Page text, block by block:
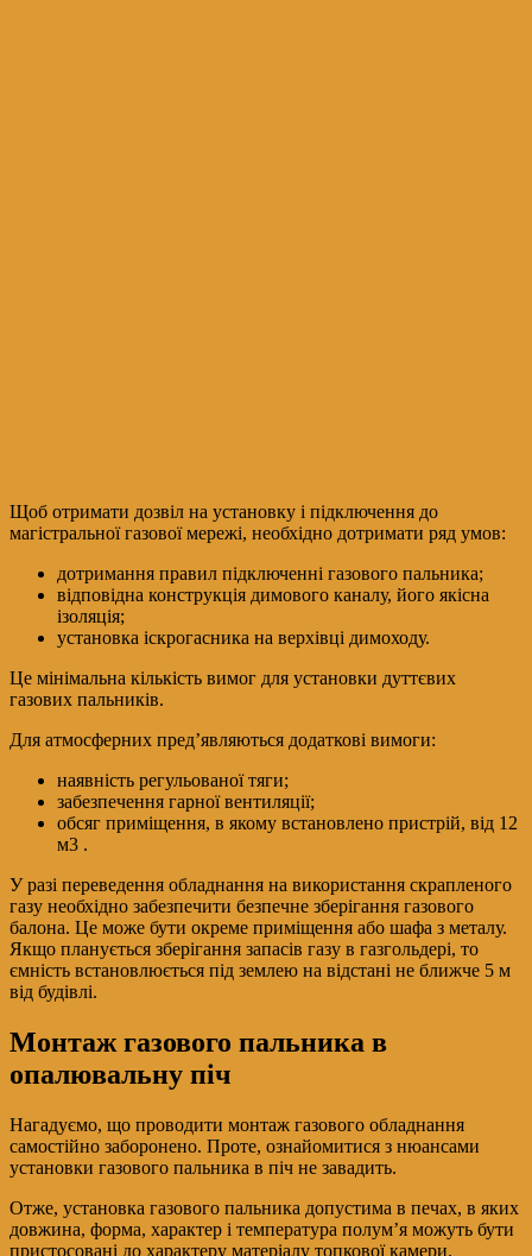
Щоб отримати дозвіл на установку і підключення до
магістральної газової мережі, необхідно дотримати ряд умов:
дотримання правил підключенні газового пальника;
відповідна конструкція димового каналу, його якісна
ізоляція;
установка іскрогасника на верхівці димоходу.
Це мінімальна кількість вимог для установки дуттєвих
газових пальників.
Для атмосферних пред’являються додаткові вимоги:
наявність регульованої тяги;
забезпечення гарної вентиляції;
обсяг приміщення, в якому встановлено пристрій, від 12
м3 .
У разі переведення обладнання на використання скрапленого
газу необхідно забезпечити безпечне зберігання газового
балона. Це може бути окреме приміщення або шафа з металу.
Якщо планується зберігання запасів газу в газгольдері, то
ємність встановлюється під землею на відстані не ближче 5 м
від будівлі.
Монтаж газового пальника в
опалювальну піч
Нагадуємо, що проводити монтаж газового обладнання
самостійно заборонено. Проте, ознайомитися з нюансами
установки газового пальника в піч не завадить.
Отже, установка газового пальника допустима в печах, в яких
довжина, форма, характер і температура полум’я можуть бути
пристосовані до характеру матеріалу топкової камери.